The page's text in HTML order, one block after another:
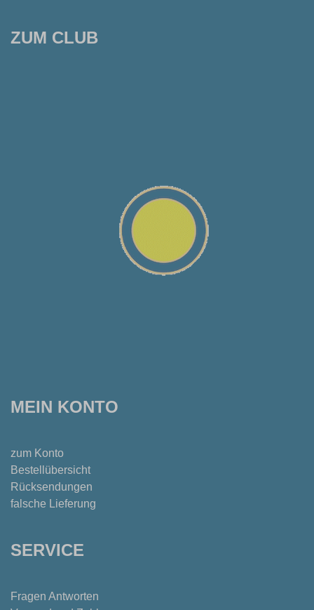
ZUM CLUB
MEIN KONTO
zum Konto
Bestellübersicht
Rücksendungen
falsche Lieferung
SERVICE
Fragen Antworten